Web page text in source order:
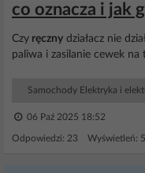
co oznacza i jak
Czy ręczny działacz nie
paliwa i zasilanie cewek
Samochody Elektryka i
06 Paź 2025 18:52
Odpowiedzi: 23 Wyświetleń: